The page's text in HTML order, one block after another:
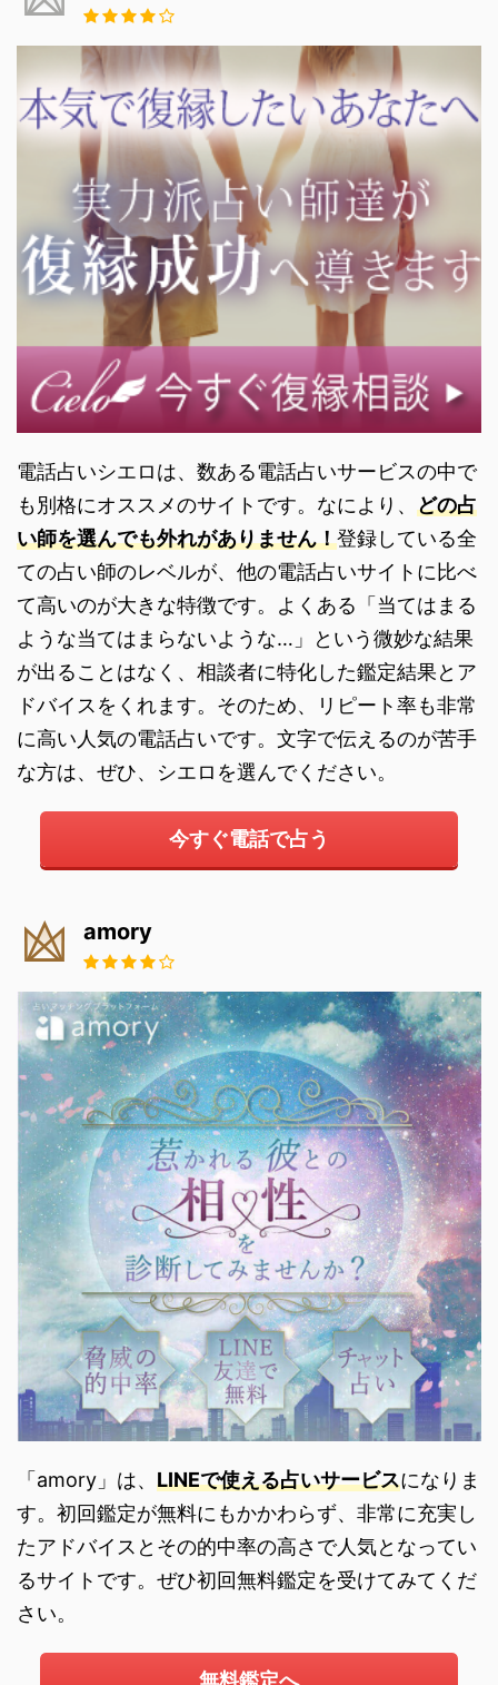
電話占いシエロは、数ある電話占いサービスの中で
も別格にオススメのサイトです。なにより、 どの占
い師を選んでも外れがありません！登録している全
ての占い師のレベルが、他の電話占いサイトに比べ
て高いのが大きな特徴です。よくある「当てはまる
ような当てはまらないような…」という微妙な結果
が出ることはなく、相談者に特化した鑑定結果とア
ドバイスをくれます。そのため、リピート率も非常
に高い人気の電話占いです。文字で伝えるのが苦手
な方は、ぜひ、シエロを選んでください。
今すぐ電話で占う
amory
「amory」は、 LINEで使える占いサービスになりま
す。初回鑑定が無料にもかかわらず、非常に充実し
たアドバイスとその的中率の高さで人気となってい
るサイトです。ぜひ初回無料鑑定を受けてみてくだ
さい。
無料鑑定へ